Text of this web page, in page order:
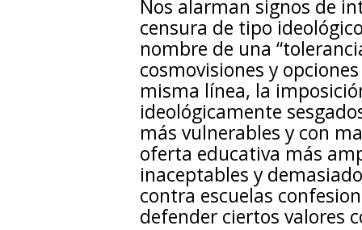
Nos alarman signos de
censura de tipo
nombre de una
cosmovisiones y
misma línea, la
ideológicamente
más vulnerables y con
oferta educativa más
inaceptables y
contra escuelas
defender ciertos valores